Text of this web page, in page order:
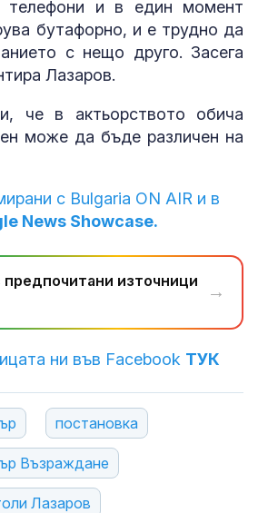
телефони и в един момент
бутафорно, и е трудно да
с нещо друго. Засега
Лазаров.
че в актьорството обича
може да бъде различен на
с Bulgaria ON AIR и в
News Showcase.
предпочитани източници
→
ни във Facebook ТУК
постановка
Възраждане
Лазаров